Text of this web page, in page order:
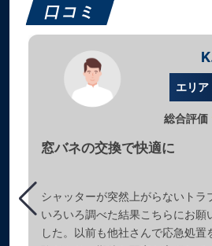
口コミ
エリア
総合評価
窓バネの交換で快適に
シャッターが突然上がらないトラ
いろいろ調べた結果こちらにお願
した。以前も他社さんで応急処置